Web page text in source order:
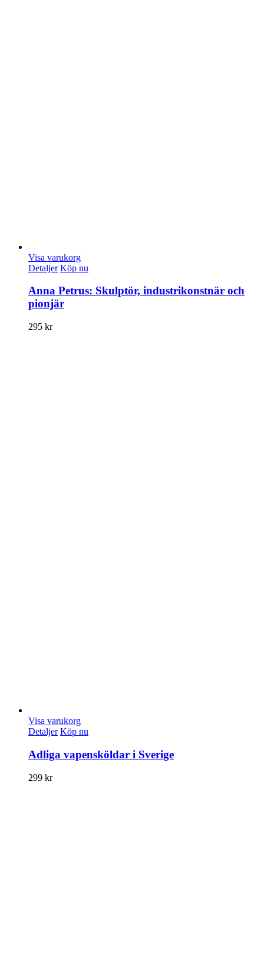
Visa varukorg
Detaljer Köp nu
Anna Petrus: Skulptör, industrikonstnär och
pionjär
295 kr
Visa varukorg
Detaljer Köp nu
Adliga vapensköldar i Sverige
299 kr